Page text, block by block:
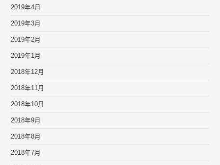
2019年4月
2019年3月
2019年2月
2019年1月
2018年12月
2018年11月
2018年10月
2018年9月
2018年8月
2018年7月